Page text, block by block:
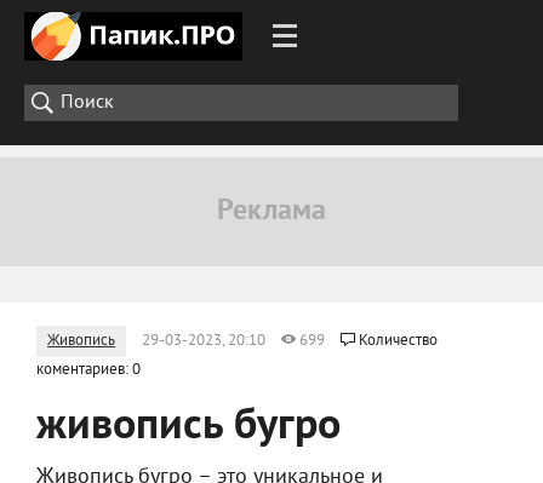
Живопись 29-03-2023, 20:10 699
Количество
коментариев: 0
живопись бугро